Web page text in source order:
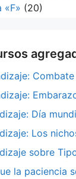
«F» (20)
Día
Los
sobre
la paciencia